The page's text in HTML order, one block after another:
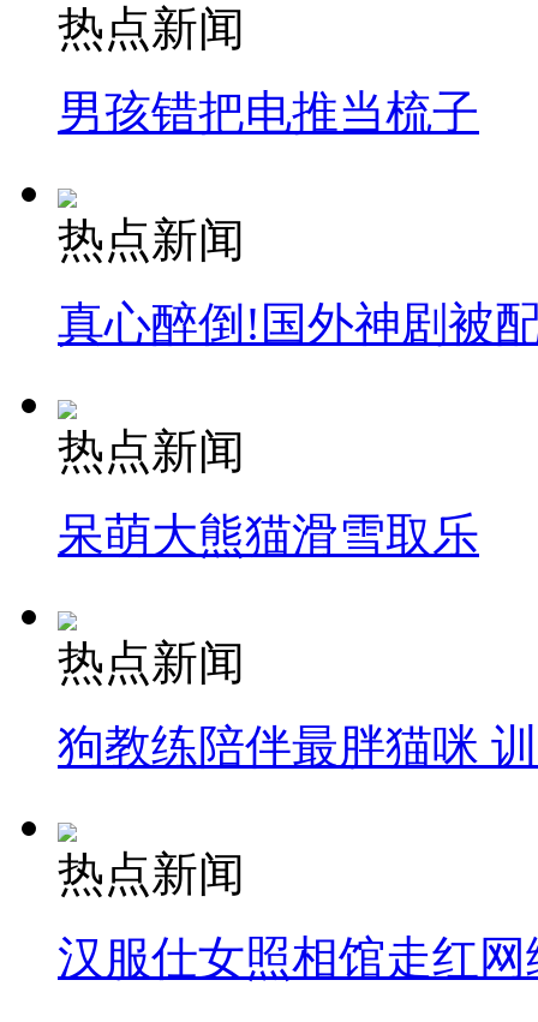
走！跟着总书记去植树
消防员救轻生者
纽约上演“枕头大战”
司机酒驾遇交警 急速倒车逃窜
热点新闻
男孩错把电推当梳子
热点新闻
真心醉倒!国外神剧被
热点新闻
呆萌大熊猫滑雪取乐
热点新闻
狗教练陪伴最胖猫咪
热点新闻
汉服仕女照相馆走红网